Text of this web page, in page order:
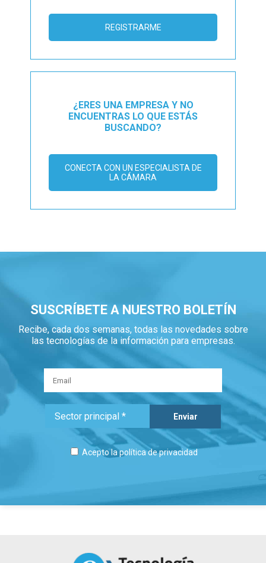
REGISTRARME
¿ERES UNA EMPRESA Y NO
ENCUENTRAS LO QUE ESTÁS
BUSCANDO?
CONECTA CON UN ESPECIALISTA DE
LA CÁMARA
SUSCRÍBETE A NUESTRO BOLETÍN
Recibe, cada dos semanas, todas las novedades sobre
las tecnologías de la información para empresas.
Acepto lapolítica de privacidad